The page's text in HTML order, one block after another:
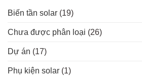
Biến tần solar (19)
Chưa được phân loại (26)
Dự án (17)
Phụ kiện solar (1)